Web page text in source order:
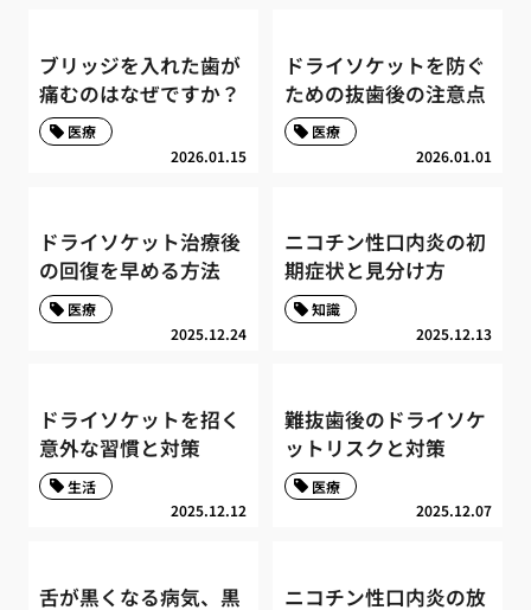
ブリッジを入れた歯が
痛むのはなぜですか？
2026.01.15
医療
ドライソケットを防ぐ
ための抜歯後の注意点
2026.01.01
医療
ドライソケット治療後
の回復を早める方法
2025.12.24
医療
ニコチン性口内炎の初
期症状と見分け方
2025.12.13
知識
ドライソケットを招く
意外な習慣と対策
2025.12.12
生活
難抜歯後のドライソケ
ットリスクと対策
2025.12.07
医療
舌が黒くなる病気、黒 ニコチン性口内炎の放